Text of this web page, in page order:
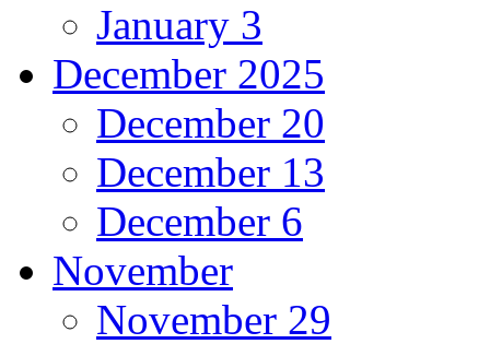
January 3
December 2025
December 20
December 13
December 6
November
November 29